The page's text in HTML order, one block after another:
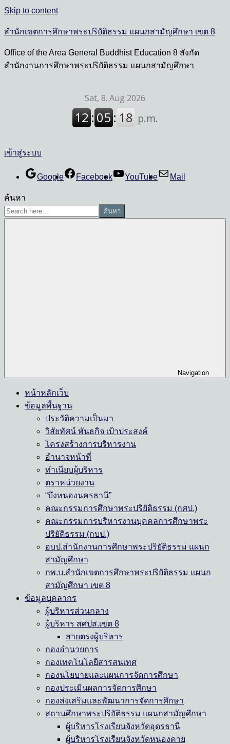
Skip to content
สำนักเขตการศึกษาพระปริยัติธรรม แผนกสามัญศึกษา เขต 8
Office of the Area General Buddhist Education 8 สังกัด
สำนักงานการศึกษาพระปริยัติธรรม แผนกสามัญศึกษา
เข้าสู่ระบบ
Google Facebook YouTube Mail
ค้นหา
ค้นหา
Navigation
หน้าหลักเว็บ
ข้อมูลพื้นฐาน
ประวัติความเป็นมา
วิสัยทัศน์ พันธกิจ เป้าประสงค์
โครงสร้างการบริหารงาน
อำนาจหน้าที่
ทำเนียบผู้บริหาร
ตราหน่วยงาน
“บึงหนองนครธานี”
คณะกรรมการศึกษาพระปริยัติธรรม (กศป.)
คณะกรรมการบริหารงานบุคคลการศึกษาพระ
ปริยัติธรรม (กบป.)
อบป.สำนักงานการศึกษาพระปริยัติธรรม แผนก
สามัญศึกษา
กพ.บ.สำนักเขตการศึกษาพระปริยัติธรรม แผนก
สามัญศึกษา เขต 8
ข้อมูลบุคลากร
ผู้บริหารส่วนกลาง
ผู้บริหาร สศปส.เขต 8
สายตรงผู้บริหาร
กองอำนวยการ
กองเทคโนโลยีสารสนเทศ
กองนโยบายและแผนการจัดการศึกษา
กองประเมินผลการจัดการศึกษา
กองส่งเสริมและพัฒนาการจัดการศึกษา
สถานศึกษาพระปริยัติธรรม แผนกสามัญศึกษา
ผู้บริหารโรงเรียนจังหวัดอุดรธานี
ผู้บริหารโรงเรียนจังหวัดหนองคาย